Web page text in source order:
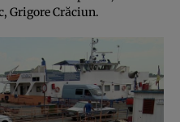
Grigore Crăciun.